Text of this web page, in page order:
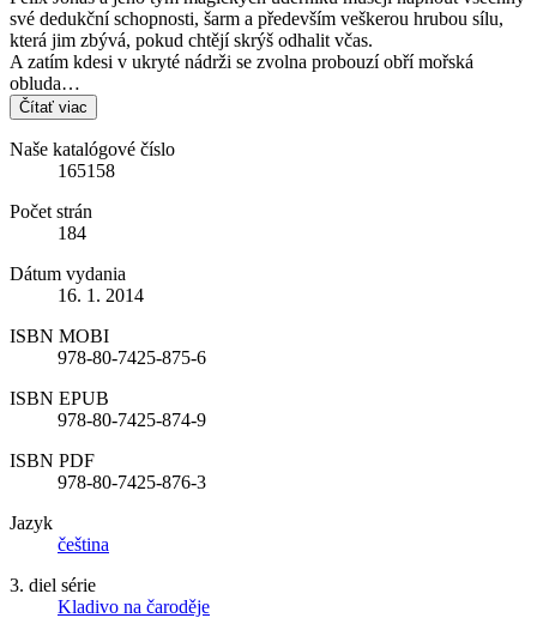
své dedukční schopnosti, šarm a především veškerou hrubou sílu,
která jim zbývá, pokud chtějí skrýš odhalit včas.
A zatím kdesi v ukryté nádrži se zvolna probouzí obří mořská
obluda…
Čítať viac
Naše katalógové číslo
165158
Počet strán
184
Dátum vydania
16. 1. 2014
ISBN MOBI
978-80-7425-875-6
ISBN EPUB
978-80-7425-874-9
ISBN PDF
978-80-7425-876-3
Jazyk
čeština
3. diel série
Kladivo na čaroděje